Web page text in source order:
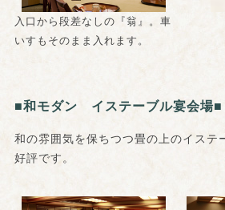
入口から段差なしの『翁』。車
いすもそのまま入れます。
■和モダン イステーブル宴会場■
和の雰囲気を保ちつつ畳の上のイステ
好評です。